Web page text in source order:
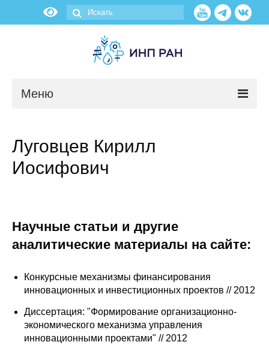
Меню
О нас
Об институте
Администрация
Противодействие коррупции
Луговцев Кирилл
Иосифович
Научные статьи и другие
аналитические материалы на сайте:
Конкурсные механизмы финансирования
инновационных и инвестиционных проектов // 2012
Диссертация: "Формирование организационно-
экономического механизма управления
инновационными проектами" // 2012